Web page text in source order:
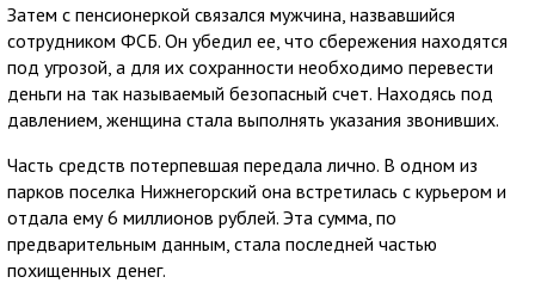
Затем с пенсионеркой связался мужчина, назвавшийся
сотрудником ФСБ. Он убедил ее, что сбережения находятся
под угрозой, а для их сохранности необходимо перевести
деньги на так называемый безопасный счет. Находясь под
давлением, женщина стала выполнять указания звонивших.
Часть средств потерпевшая передала лично. В одном из
парков поселка Нижнегорский она встретилась с курьером и
отдала ему 6 миллионов рублей. Эта сумма, по
предварительным данным, стала последней частью
похищенных денег.